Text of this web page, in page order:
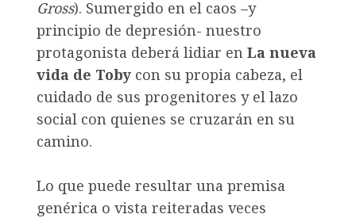
Gross). Sumergido en el caos –y
principio de depresión- nuestro
protagonista deberá lidiar en La nueva
vida de Toby con su propia cabeza, el
cuidado de sus progenitores y el lazo
social con quienes se cruzarán en su
camino.
Lo que puede resultar una premisa
genérica o vista reiteradas veces